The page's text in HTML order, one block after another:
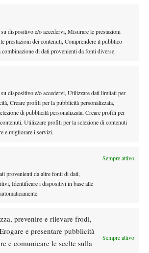
dispositivo e/o accedervi, Misurare le prestazioni
prestazioni dei contenuti, Comprendere il pubblico
combinazione di dati provenienti da fonti diverse.
dispositivo e/o accedervi, Utilizzare dati limitati per
Creare profili per la pubblicità personalizzata,
di pubblicità personalizzata, Creare profili per
Utilizzare profili per la selezione di contenuti
e migliorare i servizi.
Sempre attivo
provenienti da altre fonti di dati,
Identificare i dispositivi in base alle
prevenire e rilevare frodi,
e presentare pubblicità
e comunicare le scelte sulla
Sempre attivo
da Mohamed ElSayed (@wivorn1)
1000 Montreal 2026: cade un altro
italiano, Sonego subito fuori